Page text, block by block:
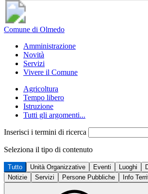
Comune di Olmedo
Amministrazione
Novità
Servizi
Vivere il Comune
Agricoltura
Tempo libero
Istruzione
Tutti gli argomenti...
Inserisci i termini di ricerca
Seleziona il tipo di contenuto
Tutto Unità Organizzative Eventi Luoghi
Notizie
Servizi Persone Pubbliche Info